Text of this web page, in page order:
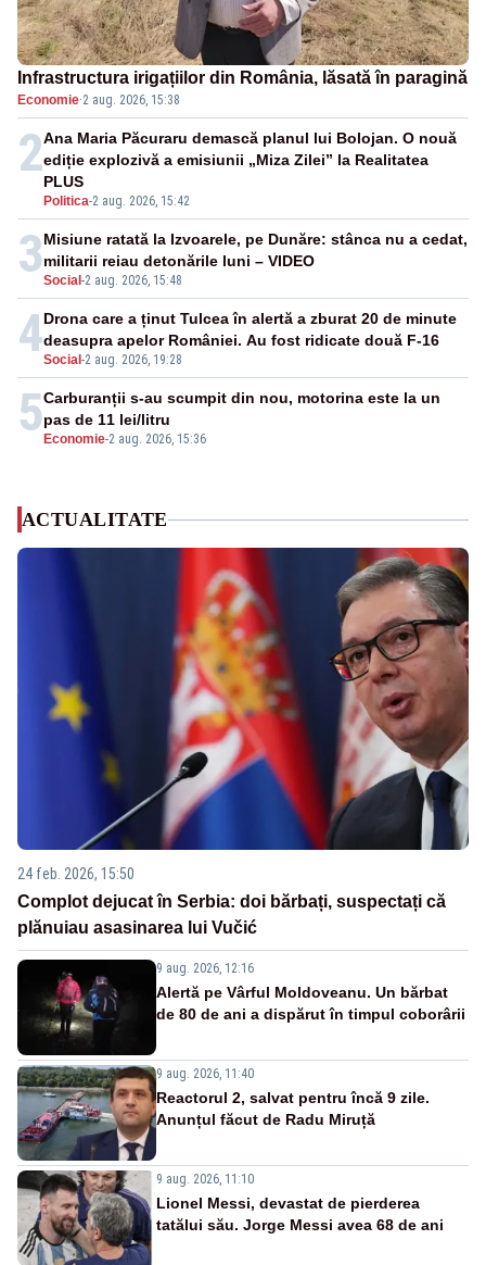
Infrastructura irigațiilor din România, lăsată în paragină
Economie·2 aug. 2026, 15:38
2
Politica-2 aug. 2026, 15:42
Ana Maria Păcuraru demască planul lui Bolojan. O nouă
ediție explozivă a emisiunii „Miza Zilei” la Realitatea
PLUS
3Social -2 aug. 2026, 15:48
Misiune ratată la Izvoarele, pe Dunăre: stânca nu a cedat,
militarii reiau detonările luni – VIDEO
4Social -2 aug. 2026, 19:28
Drona care a ținut Tulcea în alertă a zburat 20 de minute
deasupra apelor României. Au fost ridicate două F-16
5 Economie-2 aug. 2026, 15:36
Carburanții s-au scumpit din nou, motorina este la un
pas de 11 lei/litru
ACTUALITATE
24 feb. 2026, 15:50
Complot dejucat în Serbia: doi bărbați, suspectați că
plănuiau asasinarea lui Vučić
9 aug. 2026, 12:16
Alertă pe Vârful Moldoveanu. Un bărbat
de 80 de ani a dispărut în timpul coborârii
9 aug. 2026, 11:40
Reactorul 2, salvat pentru încă 9 zile.
Anunțul făcut de Radu Miruță
9 aug. 2026, 11:10
Lionel Messi, devastat de pierderea
tatălui său. Jorge Messi avea 68 de ani